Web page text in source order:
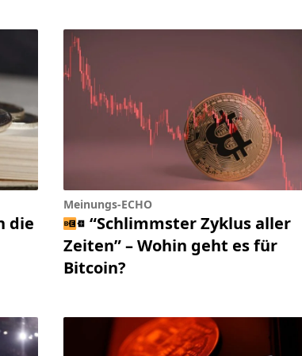
die
Meinungs-ECHO
“Schlimmster Zyklus aller
Zeiten” – Wohin geht es für
Bitcoin?